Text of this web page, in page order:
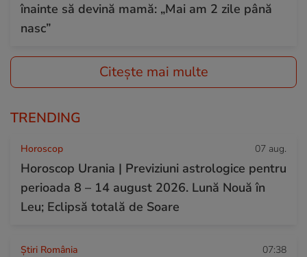
înainte să devină mamă: „Mai am 2 zile până
nasc”
Citește mai multe
TRENDING
Horoscop 07 aug.
Horoscop Urania | Previziuni astrologice pentru
perioada 8 – 14 august 2026. Lună Nouă în
Leu; Eclipsă totală de Soare
Știri România 07:38